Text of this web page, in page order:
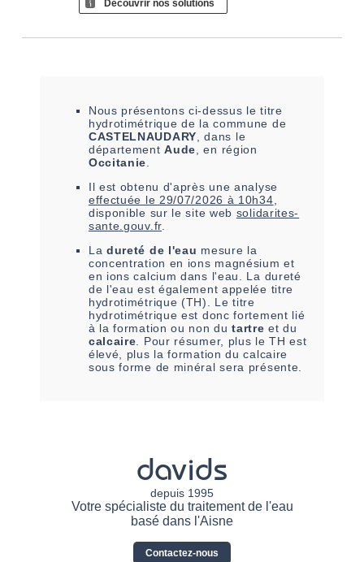
Découvrir nos solutions
Nous présentons ci-dessus le titre
hydrotimétrique de la commune de
CASTELNAUDARY , dans le
départementAude , en région
Occitanie
Il est obtenu d'après une analyse
effectuée le 29/07/2026 à 10h34
disponible sur le site web solidarites-
sante.gouv.fr.
La dureté de l'eau mesure la
concentration en ions magnésium et
en ions calcium dans l'eau. La dureté
de l'eau est également appelée titre
hydrotimétrique (TH). Le titre
hydrotimétrique est donc fortement lié
à la formation ou non dutartre et du
calcaire . Pour résumer, plus le TH est
élevé, plus la formation du calcaire
sous forme de minéral sera présente.
davids
depuis 1995
Votre spécialiste du traitement de l'eau
basé dans l'Aisne
Contactez-nous